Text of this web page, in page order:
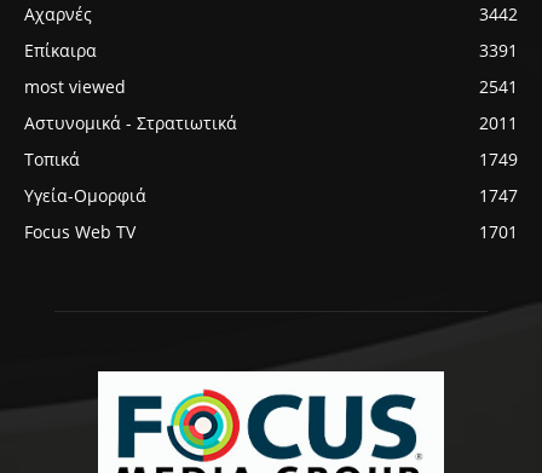
Αχαρνές
3442
Επίκαιρα
3391
most viewed
2541
Αστυνομικά - Στρατιωτικά
2011
Τοπικά
1749
Υγεία-Ομορφιά
1747
Focus Web TV
1701